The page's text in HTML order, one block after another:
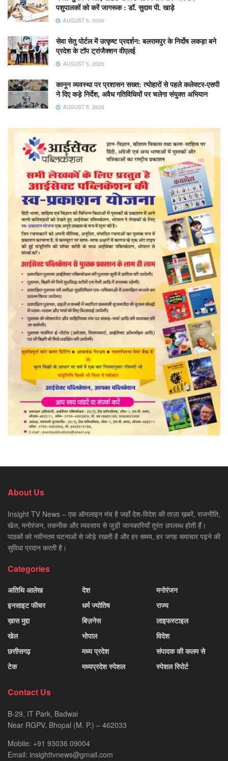
पशुपालकों को करें जागरूक : डॉ. सुदाम पी. खाड़े
AUGUST 5, 2026
सेवा सेतु पोर्टल में उत्कृष्ट प्रदर्शन: बलरामपुर के निर्दोष लकड़ा बने
प्रदेश के टॉप ट्रांजैक्शन वीएलई
AUGUST 5, 2026
कानून व्यवस्था पर प्रशासन सख्त: त्योहारों से पहले कलेक्टर-एसपी
ने दिए कड़े निर्देश, अवैध गतिविधियों पर चलेगा संयुक्त अभियान
AUGUST 5, 2026
About Us
Insight TV News – एक ऑनलाइन मंच है जहाँ देश-विदेश की ताज़ा ख़बरें, राजनीति,
खेल, मनोरंजन, तकनीक और व्यवसाय से जुड़ी जानकारियाँ तुरंत उपलब्ध होती हैं।
पाठकों को नवीनतम घटनाओं से जोड़े रखती है और हर समय, हर जगह समाचार पढ़ने की
सुविधा प्रदान करती है।
Categories
अतिथि आलेख
इनसाइट फीचर
ख़ास मुद्दा
खेल
छत्तीसगढ़
टेक
देश
धर्म ज्योतिष
बिज़नेस
भोपाल
मध्य प्रदेश
मध्यप्रदेश स्पेशल
मनोरंजन
राज्य
लाइफस्टाइल
विदेश
संपादक की कलम से
स्पेशल रिपोर्ट
Contact Us
B-29, IT Park, Badwai
Near RGPV, Bhopal (M. P.) – 462033
Mobile: +91 93036 09004
Email: insighttvnews@gmail.com